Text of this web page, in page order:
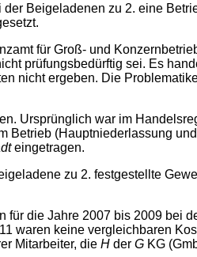
Beigeladenen zu 2. eine
für Groß- und
prüfungsbedürftig sei. Es
nicht ergeben. Die
Ursprünglich war im
Betrieb (Hauptniederlassung
eingetragen.
zu 2. festgestellte
für die Jahre 2007 bis 2009
waren keine vergleichbaren
Mitarbeiter, die H der G KG